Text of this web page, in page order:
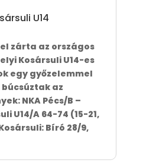
U14
zárta az országos
Kosársuli U14-es
egy győzelemmel
az
NKA Pécs/B –
U14/A 64-74 (15-21,
Kosársuli: Bíró 28/9,